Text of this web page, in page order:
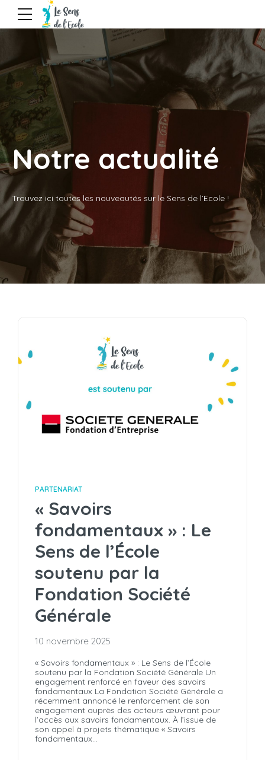
Notre actualité
Trouvez ici toutes les nouveautés sur le Sens de l’Ecole !
PARTENARIAT
« Savoirs
fondamentaux » : Le
Sens de l’École
soutenu par la
Fondation Société
Générale
10 novembre 2025
« Savoirs fondamentaux » : Le Sens de l’École
soutenu par la Fondation Société Générale Un
engagement renforcé en faveur des savoirs
fondamentaux La Fondation Société Générale a
récemment annoncé le renforcement de son
engagement auprès des acteurs œuvrant pour
l’accès aux savoirs fondamentaux. À l’issue de
son appel à projets thématique « Savoirs
fondamentaux...